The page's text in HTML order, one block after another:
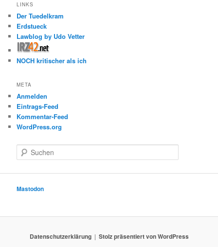
LINKS
Der Tuedelkram
Erdstueck
Lawblog by Udo Vetter
NOCH kritischer als ich
META
Anmelden
Eintrags-Feed
Kommentar-Feed
WordPress.org
u
e
Mastodon
Datenschutzerklärung Stolz präsentiert von WordPress